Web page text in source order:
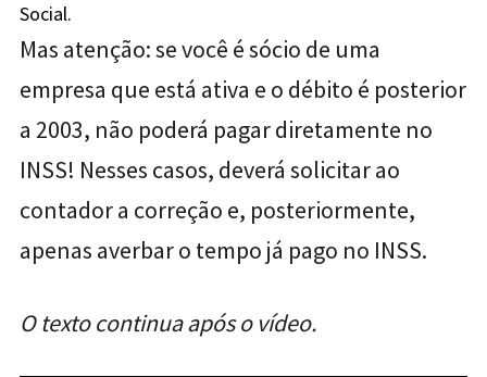
Social.
Mas atenção: sevocê ésócio de uma
empresa que está ativa e o débito é posterior
a 2003, não poderá pagardiretamente no
INSS! Nesses casos, deverá solicitar ao
contador a correção e, posteriormente,
apenas averbar o tempo já pago no INSS.
O texto continua após o vídeo.